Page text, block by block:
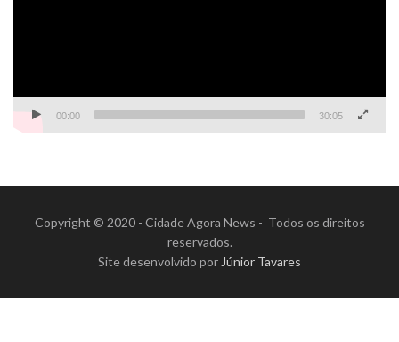
00:00 30:05
Copyright © 2020 - Cidade Agora News - Todos os direitos
reservados.
Site desenvolvido por Júnior Tavares